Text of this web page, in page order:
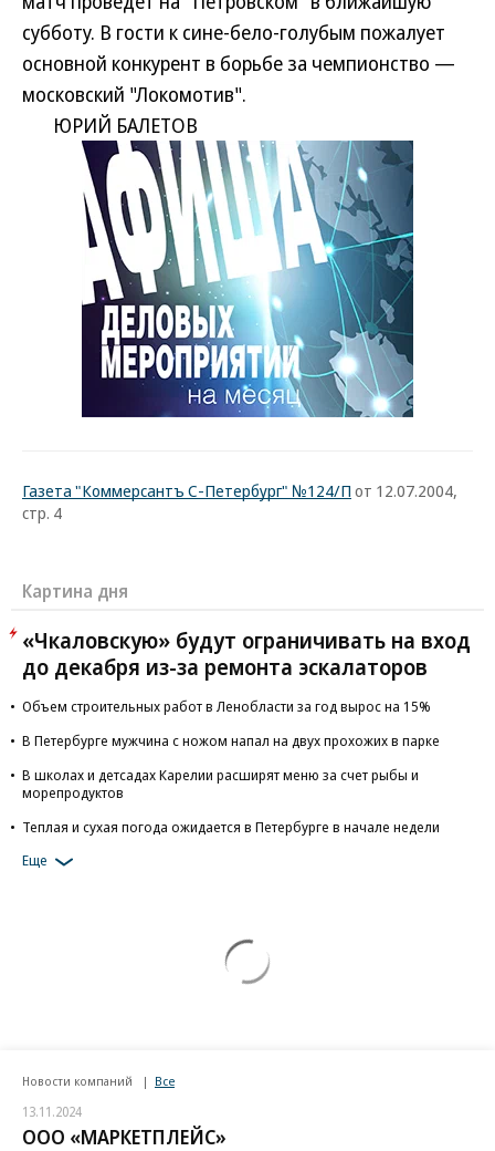
субботу. В гости к сине-бело-голубым пожалует
основной конкурент в борьбе за чемпионство —
московский "Локомотив".
ЮРИЙ БАЛЕТОВ
Газета "Коммерсантъ С-Петербург" №124/П от 12.07.2004,
стр. 4
Картина дня
«Чкаловскую» будут ограничивать на вход
до декабря из-за ремонта эскалаторов
Объем строительных работ в Ленобласти за год вырос на 15%
В Петербурге мужчина с ножом напал на двух прохожих в парке
В школах и детсадах Карелии расширят меню за счет рыбы и
морепродуктов
Теплая и сухая погода ожидается в Петербурге в начале недели
Еще
Новости компаний Все
13.11.2024
ООО «МАРКЕТПЛЕЙС»